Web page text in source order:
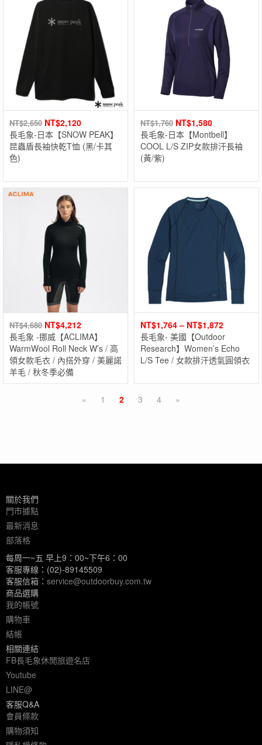
NT$2,650 NT$2,120
長毛象-日本【SNOW PEAK】
昆蟲盾長袖快乾T恤 (黑/卡其
色)
NT$1,760 NT$1,580
長毛象-日本【Montbell】
COOL L/S ZIP女款排汗長袖
(黃/紫)
NT$4,680 NT$4,212
長毛象 -挪威【ACLIMA】
WarmWool Roll Neck W’s / 高
領女款毛衣 / 內搭外穿 / 美麗諾
羊毛 / 秋冬季必備
NT$1,764– NT$1,872
長毛象- 美國【Outdoor
Research】Women’s Echo
L/S Tee / 女款排汗透氣圓領衣
« 1 2 3 4 »
關於我們
門市據點
最新消息
部落格
每周一~五 早上9：00~下午6：00
客服專線：(02)-89145509
客服信箱： service@outdoorbuy.com.tw
商品選購
我的帳號
購物車
結帳
相關連結
FB長毛象休閒旅遊名店
Youtube
LINE@
客服Q&A
會員條款
購物須知